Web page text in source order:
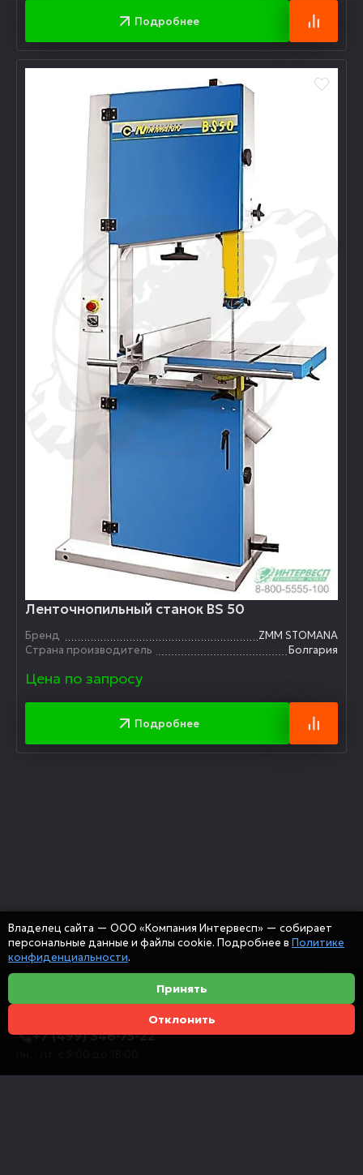
Подробнее
Ленточнопильный станок BS 50
Бренд
ZMM STOMANA
Страна производитель
Болгария
Цена по запросу
Подробнее
+7 (499) 346-75-22
Владелец сайта — ООО «Компания Интервесп» — собирает
персональные данные и файлы cookie. Подробнее в Политике
конфиденциальности.
Принять
Отклонить